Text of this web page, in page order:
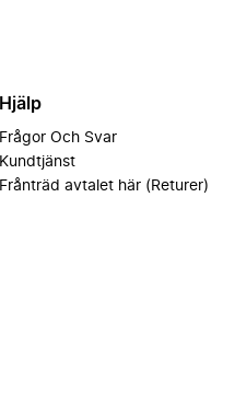
Hjälp
Frågor Och Svar
Kundtjänst
Frånträd avtalet här (Returer)